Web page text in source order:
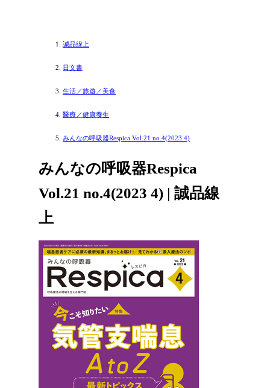
誠品線上
日文書
生活／旅遊／美食
醫療／健康養生
みんなの呼吸器Respica Vol.21 no.4(2023 4)
みんなの呼吸器Respica
Vol.21 no.4(2023 4) | 誠品線
上